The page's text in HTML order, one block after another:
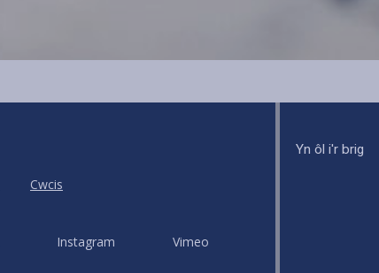
Cwcis
Instagram Vimeo
Yn ôl i'r brig